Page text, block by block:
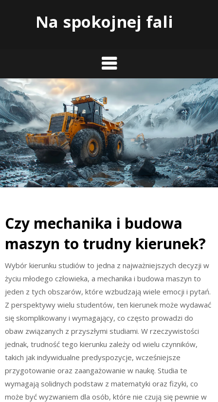
Na spokojnej fali
Czy mechanika i budowa
maszyn to trudny kierunek?
Wybór kierunku studiów to jedna z najważniejszych decyzji w
życiu młodego człowieka, a mechanika i budowa maszyn to
jeden z tych obszarów, które wzbudzają wiele emocji i pytań.
Z perspektywy wielu studentów, ten kierunek może wydawać
się skomplikowany i wymagający, co często prowadzi do
obaw związanych z przyszłymi studiami. W rzeczywistości
jednak, trudność tego kierunku zależy od wielu czynników,
takich jak indywidualne predyspozycje, wcześniejsze
przygotowanie oraz zaangażowanie w naukę. Studia te
wymagają solidnych podstaw z matematyki oraz fizyki, co
może być wyzwaniem dla osób, które nie czują się pewnie w